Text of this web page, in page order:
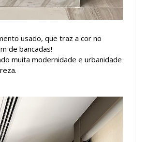
usado, que traz a cor no
de bancadas!
muita modernidade e urbanidade